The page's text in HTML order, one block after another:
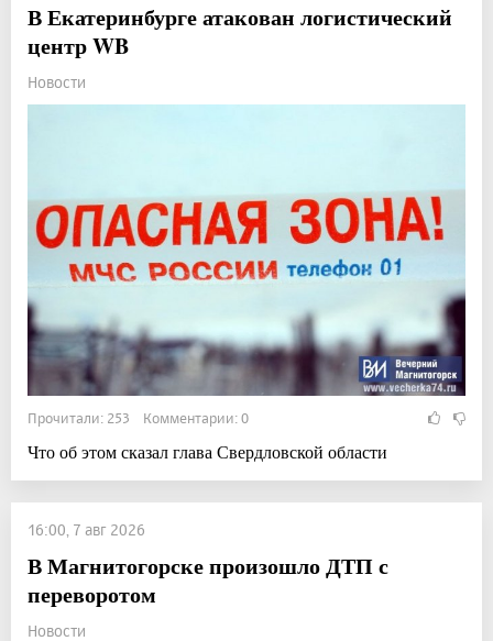
В Екатеринбурге атакован логистический
центр WB
Новости
Прочитали: 253 Комментарии: 0
Что об этом сказал глава Свердловской области
16:00, 7 авг 2026
В Магнитогорске произошло ДТП с
переворотом
Новости